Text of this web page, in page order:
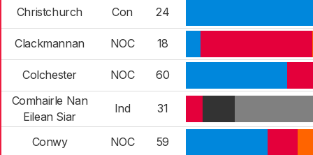
Christchurch Con 24
Clackmannan NOC 18
Colchester NOC
60
Comhairle Nan
Eilean Siar
Ind 31
Conwy NOC 59